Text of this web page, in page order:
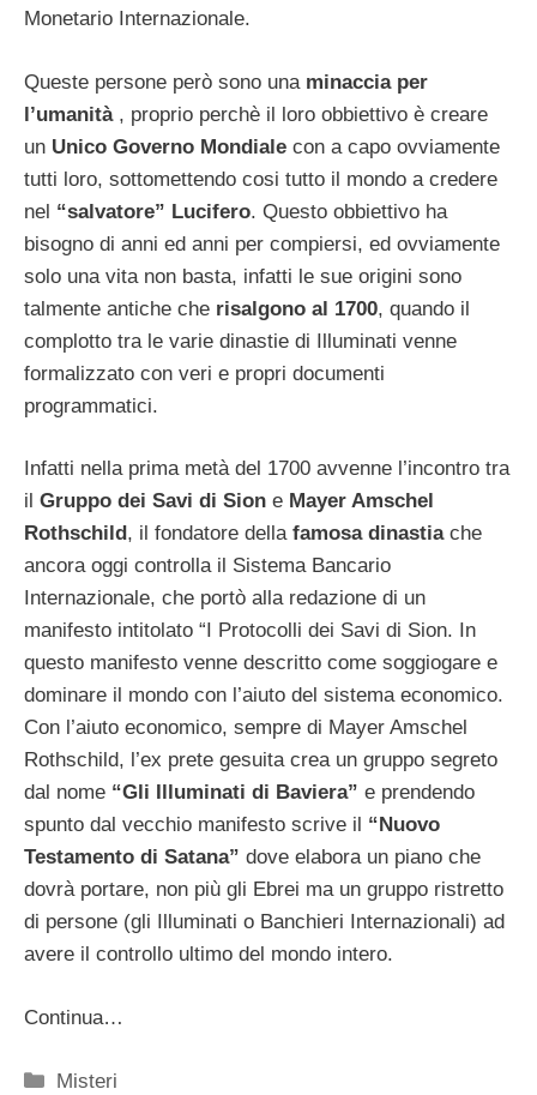
Monetario Internazionale.
Queste persone però sono una minaccia per
l’umanità , proprio perchè il loro obbiettivo è creare
un Unico Governo Mondiale con a capo ovviamente
tutti loro, sottomettendo cosi tutto il mondo a credere
nel “salvatore” Lucifero. Questo obbiettivo ha
bisogno di anni ed anni per compiersi, ed ovviamente
solo una vita non basta, infatti le sue origini sono
talmente antiche che risalgono al 1700, quando il
complotto tra le varie dinastie di Illuminati venne
formalizzato con veri e propri documenti
programmatici.
Infatti nella prima metà del 1700 avvenne l’incontro tra
il Gruppo dei Savi di Sion e Mayer Amschel
Rothschild, il fondatore della famosa dinastiache
ancora oggi controlla il Sistema Bancario
Internazionale, che portò alla redazione di un
manifesto intitolato “I Protocolli dei Savi di Sion. In
questo manifesto venne descritto come soggiogare e
dominare il mondo con l’aiuto del sistema economico.
Con l’aiuto economico, sempre di Mayer Amschel
Rothschild, l’ex prete gesuita crea un gruppo segreto
dal nome “Gli Illuminati di Baviera” e prendendo
spunto dal vecchio manifesto scrive il “Nuovo
Testamento di Satana” dove elabora un piano che
dovrà portare, non più gli Ebrei ma un gruppo ristretto
di persone (gli Illuminati o Banchieri Internazionali) ad
avere il controllo ultimo del mondo intero.
Continua…
Categorie
Misteri